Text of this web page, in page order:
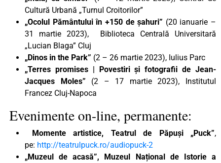
Cultură Urbană „Turnul Croitorilor”
„Ocolul Pământului în +150 de şahuri” (20 ianuarie –
31 martie 2023), Biblioteca Centrală Universitară
„Lucian Blaga” Cluj
„Dinos in the Park” (2 – 26 martie 2023), Iulius Parc
„Terres promises | Povestiri și fotografii de Jean-
Jacques Moles” (2 – 17 martie 2023), Institutul
Francez Cluj-Napoca
Evenimente on-line, permanente:
Momente artistice, Teatrul de Păpuși „Puck”,
pe: http://teatrulpuck.ro/audiopuck-2
„Muzeul de acasă”, Muzeul Național de Istorie a